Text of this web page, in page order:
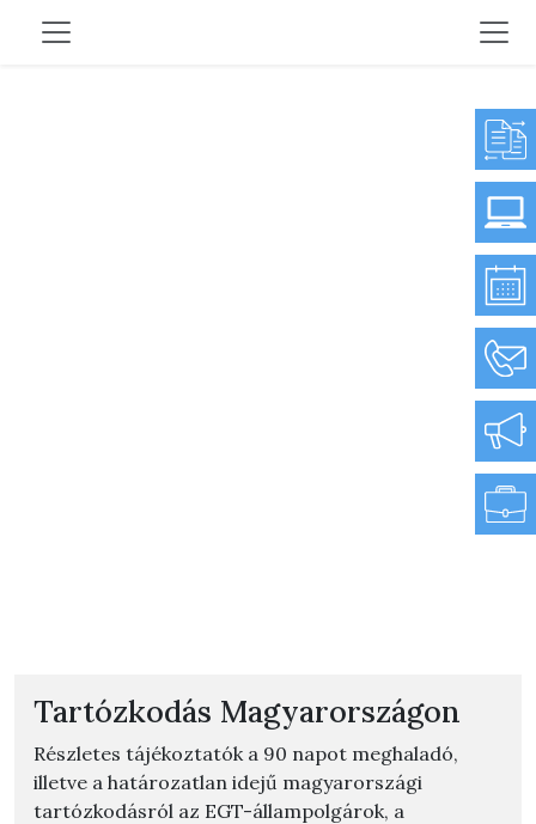
Tartózkodás Magyarországon
Részletes tájékoztatók a 90 napot meghaladó,
illetve a határozatlan idejű magyarországi
tartózkodásról az EGT-állampolgárok, a